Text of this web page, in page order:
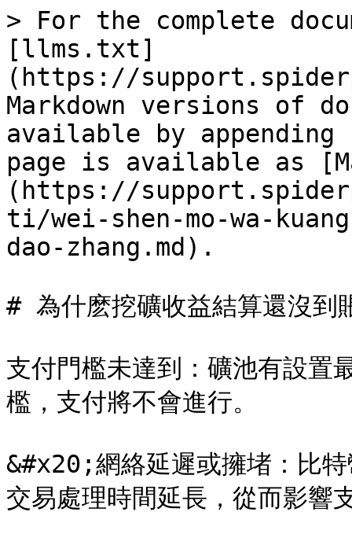
> For the complete
[llms.txt]
(https://
Markdown versions of
available by
page is available as
(https://
ti/wei-shen-mo-wa-
dao-zhang.md).
# 為什麽挖礦收益結算還沒到
支付門檻未達到：礦池有設置
檻，支付將不會進行。
&#x20;網絡延遲或擁堵：比
交易處理時間延長，從而影響